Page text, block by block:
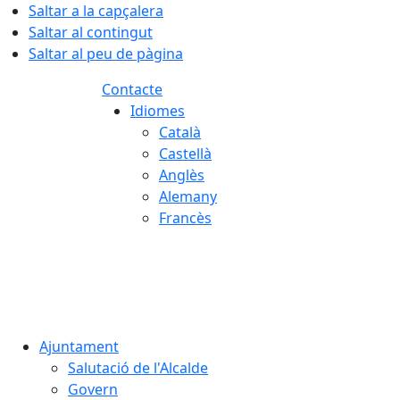
Saltar a la capçalera
Saltar al contingut
Saltar al peu de pàgina
Contacte
Idiomes
Català
Castellà
Anglès
Alemany
Francès
Ajuntament
Salutació de l'Alcalde
Govern